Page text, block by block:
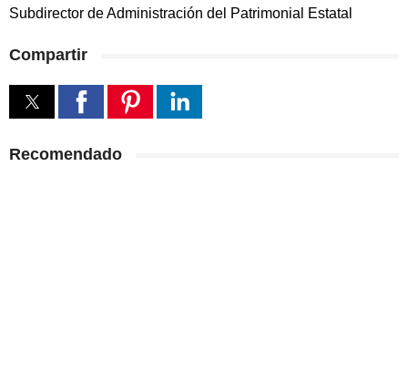
Subdirector de Administración del Patrimonial Estatal
Compartir
Recomendado